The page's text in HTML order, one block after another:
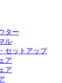
ター
ル
セットアップ
ア
ア